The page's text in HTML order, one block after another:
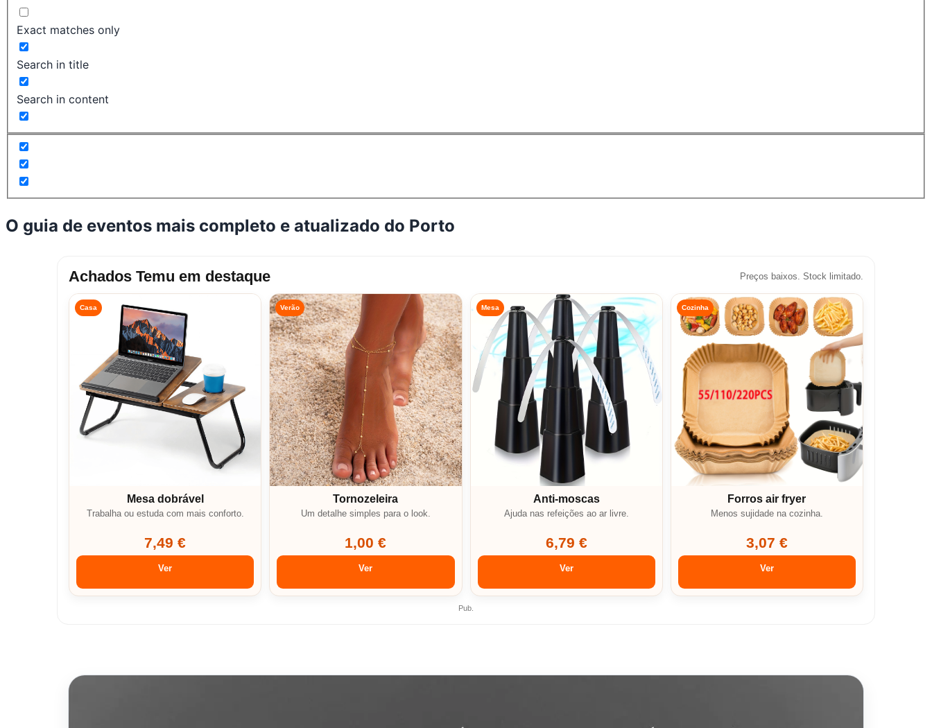
Exact matches only
Search in title
Search in content
O guia de eventos mais completo e atualizado do Porto
Achados Temu em destaque Preços baixos. Stock limitado.
Casa
Mesa dobrável
Trabalha ou estuda com mais conforto.
7,49 €
Ver
Verão
Tornozeleira
Um detalhe simples para o look.
1,00 €
Ver
Mesa
Anti-moscas
Ajuda nas refeições ao ar livre.
6,79 €
Ver
Cozinha
Forros air fryer
Menos sujidade na cozinha.
3,07 €
Ver
Pub.